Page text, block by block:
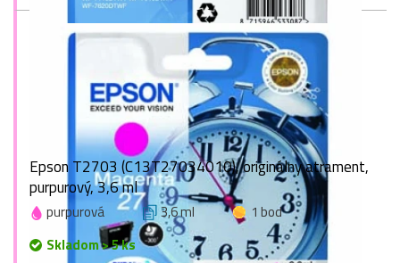
Epson T2703 (C13T27034010), originálny atrament,
purpurový, 3,6 ml
purpurová 3,6 ml
1 bod
Skladom > 5 ks